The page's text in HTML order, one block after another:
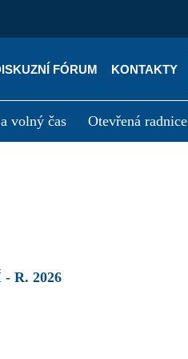
FÓRUM KONTAKTY
volný čas Otevřená radnice
R. 2026